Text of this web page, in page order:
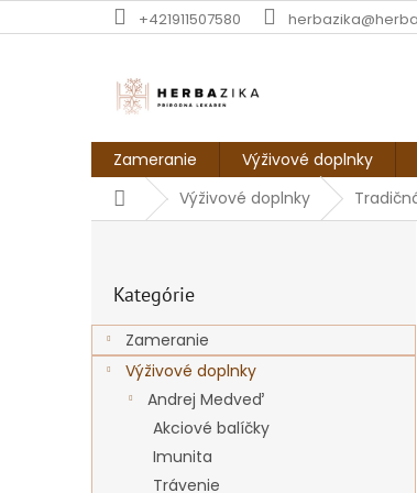
na
+421911507580
Zameranie Výživové doplnky
DomovVýživové doplnky
ý
p
kategórie
Kategórie
Zameranie
Výživové doplnky
Andrej Medveď
Akciové balíčky
Imunita
Trávenie